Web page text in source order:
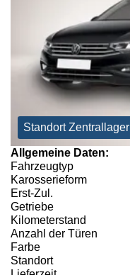
Standort Zentrallager
Allgemeine Daten:
Fahrzeugtyp
Karosserieform
Erst-Zul.
Getriebe
Kilometerstand
Anzahl der Türen
Farbe
Standort